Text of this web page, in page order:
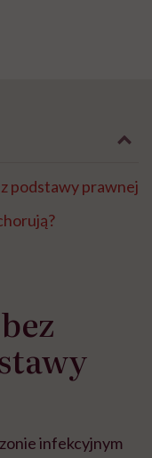
podstawy prawnej
infekcyjnym